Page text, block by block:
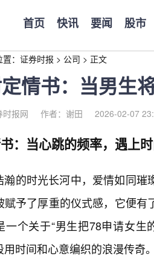
首页 快讯 要闻 股市
： 证券时报 > 公司 > 正文
情书：当男生
时报网 作者：谢田 2026-02-07
：当心跳的频率，遇上
瀚的时光长河中，爱情如同璀
赋予了厚重的仪式感，它便
一个关于“男生把78申请女
用时间和心意编织的浪漫传奇